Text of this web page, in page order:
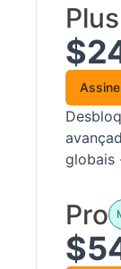
Plus
Assine
globais
Pro